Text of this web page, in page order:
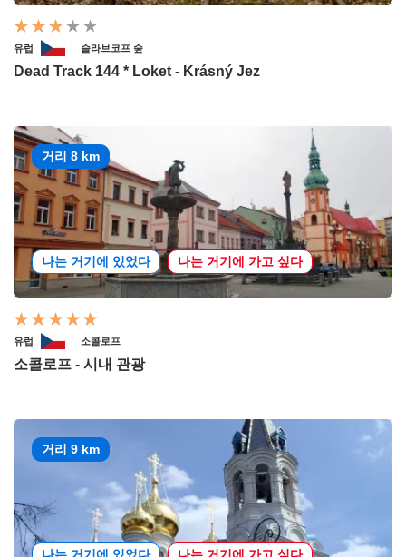
유럽 슬라브코프 숲
Dead Track 144 * Loket - Krásný Jez
거리 8 km
나는 거기에 있었다 나는 거기에 가고 싶다
유럽 소콜로프
소콜로프 - 시내 관광
거리 9 km